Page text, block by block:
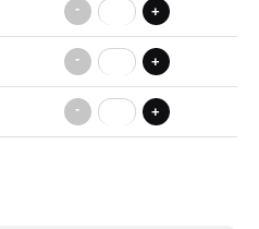
- +
- +
- +